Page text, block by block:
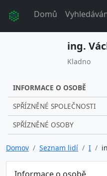
Domů
ing.
Kladno
INFORMACE O OSOBĚ
SPŘÍZNĚNÉ SPOLEČNOSTI
SPŘÍZNĚNÉ OSOBY
Domov Seznam lidí I